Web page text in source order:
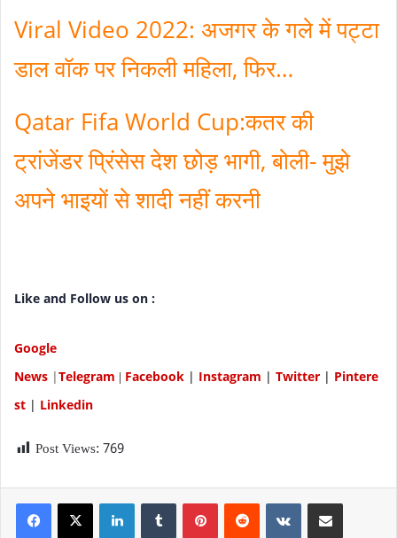
Viral Video 2022: अजगर के गले में पट्टा
डाल वॉक पर निकली महिला‚ फिर…
Qatar Fifa World Cup:कतर की
ट्रांजेंडर प्रिंसेस देश छोड़ भागी‚ बोली- मुझे
अपने भाइयों से शादी नहीं करनी
Like and Follow us on :
Google
News |Telegram Facebook | Instagram | Twitter | Pintere
st | Linkedin
Post Views: 769